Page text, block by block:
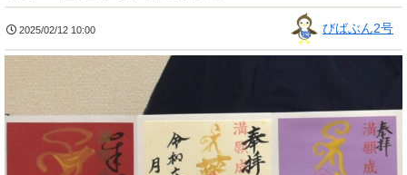
2025/02/12 10:00 びばぶん2号